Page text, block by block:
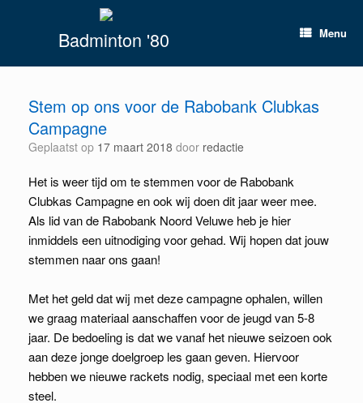
Badminton '80 Menu
Stem op ons voor de Rabobank Clubkas
Campagne
Geplaatst op 17 maart 2018 door redactie
Het is weer tijd om te stemmen voor de Rabobank
Clubkas Campagne en ook wij doen dit jaar weer mee.
Als lid van de Rabobank Noord Veluwe heb je hier
inmiddels een uitnodiging voor gehad. Wij hopen dat jouw
stemmen naar ons gaan!
Met het geld dat wij met deze campagne ophalen, willen
we graag materiaal aanschaffen voor de jeugd van 5-8
jaar. De bedoeling is dat we vanaf het nieuwe seizoen ook
aan deze jonge doelgroep les gaan geven. Hiervoor
hebben we nieuwe rackets nodig, speciaal met een korte
steel.